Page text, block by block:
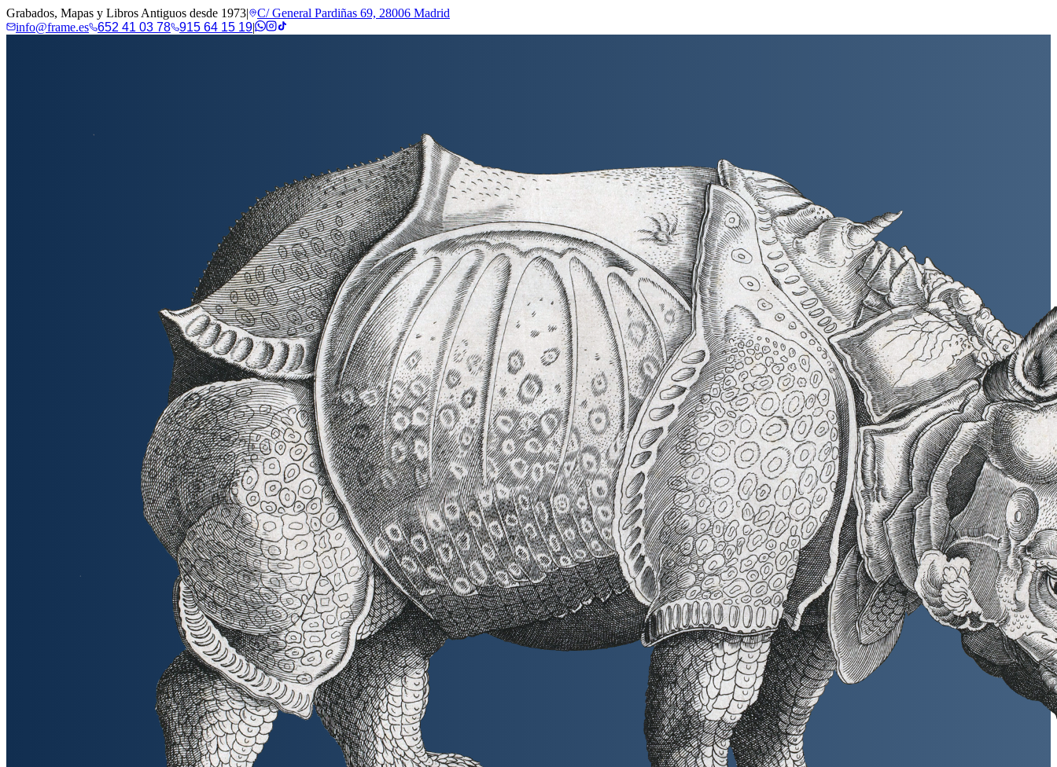
Grabados, Mapas y Libros Antiguos desde 1973|
C/ General Pardiñas 69, 28006 Madrid
info@frame.es
652 41 03 78 915 64 15 19|